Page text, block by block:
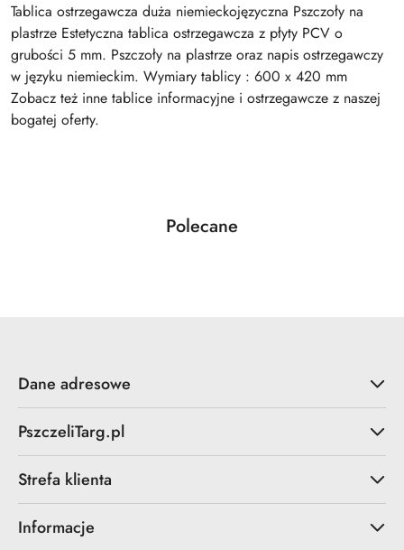
Tablica ostrzegawcza duża niemieckojęzyczna Pszczoły na
plastrze Estetyczna tablica ostrzegawcza z płyty PCV o
grubości 5 mm. Pszczoły na plastrze oraz napis ostrzegawczy
w języku niemieckim. Wymiary tablicy : 600 x 420 mm
Zobacz też inne tablice informacyjne i ostrzegawcze z naszej
bogatej oferty.
Pomiń karuzelę produktów
Produkty
Polecane
Dane adresowe
PszczeliTarg.pl
Strefa klienta
Informacje